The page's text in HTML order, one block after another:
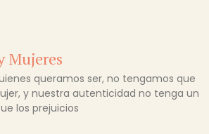
Mujeres
queramos ser, no tengamos que
y nuestra autenticidad no tenga un
los prejuicios